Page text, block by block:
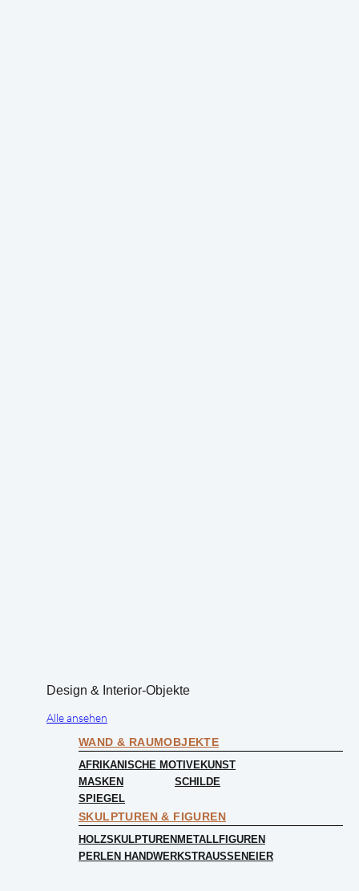
Design & Interior-Objekte
Alle ansehen
WAND & RAUMOBJEKTE
AFRIKANISCHE MOTIVEKUNST
MASKEN
SCHILDE
SPIEGEL
SKULPTUREN & FIGUREN
HOLZSKULPTURENMETALLFIGUREN
PERLEN HANDWERKSTRAUSSENEIER